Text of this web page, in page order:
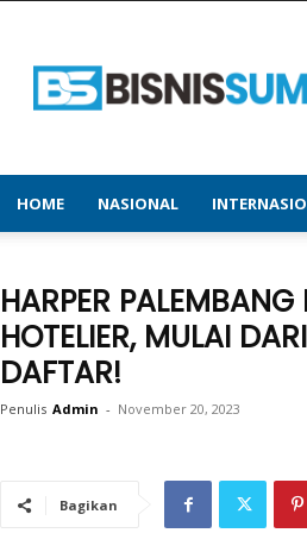
–
Menyajikan
&
Terupdate
HOME NASIONAL
HARPER
HOTELIER, MULAI
DAFTAR!
Penulis Admin - November 20, 2023
Bagikan